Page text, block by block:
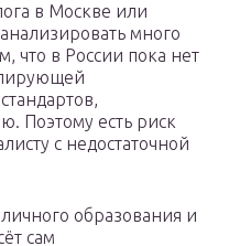
в Москве или
много
что в России пока нет
Поэтому есть риск
с недостаточной
личного образования и
сам